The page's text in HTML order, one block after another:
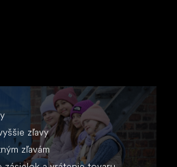
zľavy
zľavám